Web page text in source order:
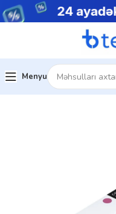
Menyu
Ev Kartric